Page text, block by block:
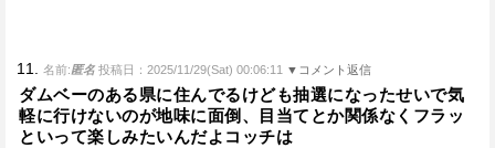
11. 名前:匿名 投稿日：2025/11/29(Sat) 00:06:11 ▼コメント返信
ダムベーのある県に住んでるけども抽選になったせいで気
軽に行けないのが地味に面倒、目当てとか関係なくフラッ
といって楽しみたいんだよコッチは